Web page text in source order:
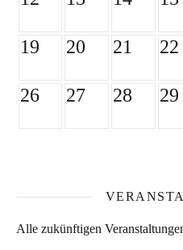
19 20 21 22
26 27 28 29
Alle zukünftigen